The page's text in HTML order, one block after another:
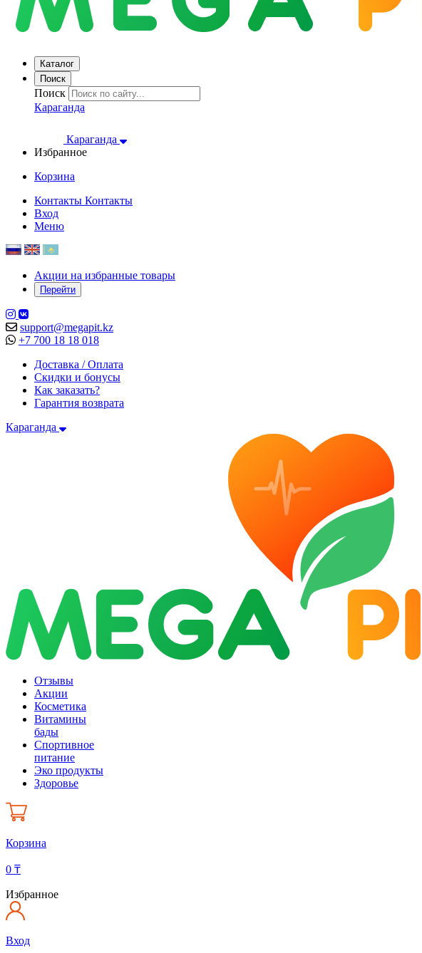
Каталог
Поиск
Поиск
Караганда
Караганда
Избранное
Корзина
Контакты Контакты
Вход
Меню
Акции на избранные товары
Перейти
support@megapit.kz
+7 700 18 18 018
Доставка / Оплата
Скидки и бонусы
Как заказать?
Гарантия возврата
Караганда
Отзывы
Акции
Косметика
Витамины
бады
Спортивное
питание
Эко продукты
Здоровье
Корзина
0 ₸
Избранное
Вход